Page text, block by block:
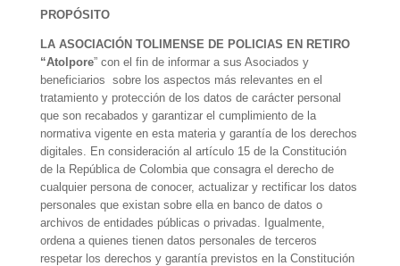
PROPÓSITO
LA ASOCIACIÓN TOLIMENSE DE POLICIAS EN RETIRO
“Atolpore” con el fin de informar a sus Asociados y
beneficiarios sobre los aspectos más relevantes en el
tratamiento y protección de los datos de carácter personal
que son recabados y garantizar el cumplimiento de la
normativa vigente en esta materia y garantía de los derechos
digitales. En consideración al artículo 15 de la Constitución
de la República de Colombia que consagra el derecho de
cualquier persona de conocer, actualizar y rectificar los datos
personales que existan sobre ella en banco de datos o
archivos de entidades públicas o privadas. Igualmente,
ordena a quienes tienen datos personales de terceros
respetar los derechos y garantía previstos en la Constitución